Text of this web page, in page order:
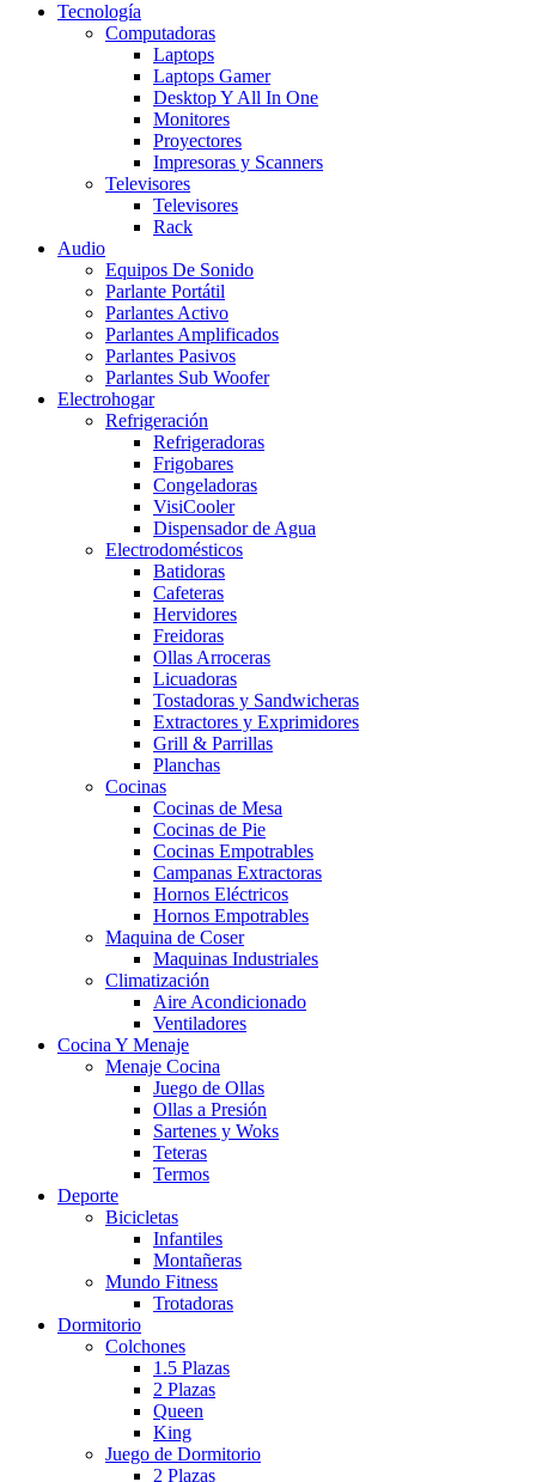
Tecnología
Computadoras
Laptops
Laptops Gamer
Desktop Y All In One
Monitores
Proyectores
Impresoras y Scanners
Televisores
Televisores
Rack
Audio
Equipos De Sonido
Parlante Portátil
Parlantes Activo
Parlantes Amplificados
Parlantes Pasivos
Parlantes Sub Woofer
Electrohogar
Refrigeración
Refrigeradoras
Frigobares
Congeladoras
VisiCooler
Dispensador de Agua
Electrodomésticos
Batidoras
Cafeteras
Hervidores
Freidoras
Ollas Arroceras
Licuadoras
Tostadoras y Sandwicheras
Extractores y Exprimidores
Grill & Parrillas
Planchas
Cocinas
Cocinas de Mesa
Cocinas de Pie
Cocinas Empotrables
Campanas Extractoras
Hornos Eléctricos
Hornos Empotrables
Maquina de Coser
Maquinas Industriales
Climatización
Aire Acondicionado
Ventiladores
Cocina Y Menaje
Menaje Cocina
Juego de Ollas
Ollas a Presión
Sartenes y Woks
Teteras
Termos
Deporte
Bicicletas
Infantiles
Montañeras
Mundo Fitness
Trotadoras
Dormitorio
Colchones
1.5 Plazas
2 Plazas
Queen
King
Juego de Dormitorio
2 Plazas